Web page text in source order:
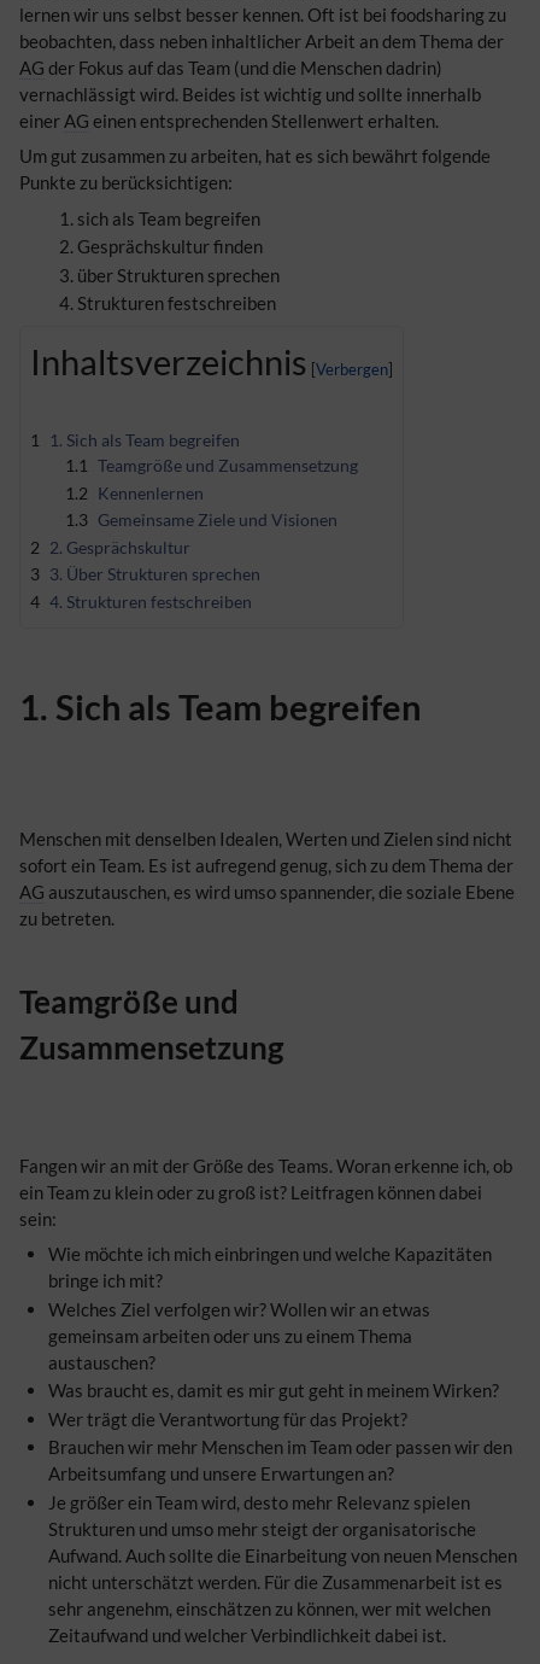
lernen wir uns selbst besser kennen. Oft ist bei foodsharing zu
beobachten, dass neben inhaltlicher Arbeit an dem Thema der
AG der Fokus auf das Team (und die Menschen dadrin)
vernachlässigt wird. Beides ist wichtig und sollte innerhalb
einer AG einen entsprechenden Stellenwert erhalten.
Um gut zusammen zu arbeiten, hat es sich bewährt folgende
Punkte zu berücksichtigen:
sich als Team begreifen
Gesprächskultur finden
über Strukturen sprechen
Strukturen festschreiben
Inhaltsverzeichnis
1 1. Sich als Team begreifen
1.1 Teamgröße und Zusammensetzung
1.2 Kennenlernen
1.3 Gemeinsame Ziele und Visionen
2 2. Gesprächskultur
3 3. Über Strukturen sprechen
4 4. Strukturen festschreiben
1. Sich als Team begreifen
Menschen mit denselben Idealen, Werten und Zielen sind nicht
sofort ein Team. Es ist aufregend genug, sich zu dem Thema der
AG auszutauschen, es wird umso spannender, die soziale Ebene
zu betreten.
Teamgröße und
Zusammensetzung
Fangen wir an mit der Größe des Teams. Woran erkenne ich, ob
ein Team zu klein oder zu groß ist? Leitfragen können dabei
sein:
Wie möchte ich mich einbringen und welche Kapazitäten
bringe ich mit?
Welches Ziel verfolgen wir? Wollen wir an etwas
gemeinsam arbeiten oder uns zu einem Thema
austauschen?
Was braucht es, damit es mir gut geht in meinem Wirken?
Wer trägt die Verantwortung für das Projekt?
Brauchen wir mehr Menschen im Team oder passen wir den
Arbeitsumfang und unsere Erwartungen an?
Je größer ein Team wird, desto mehr Relevanz spielen
Strukturen und umso mehr steigt der organisatorische
Aufwand. Auch sollte die Einarbeitung von neuen Menschen
nicht unterschätzt werden. Für die Zusammenarbeit ist es
sehr angenehm, einschätzen zu können, wer mit welchen
Zeitaufwand und welcher Verbindlichkeit dabei ist.